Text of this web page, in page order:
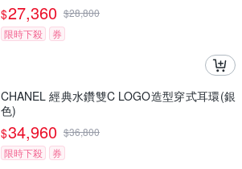
$27,360 $28,800
限時下殺
券
CHANEL 經典水鑽雙C LOGO造型穿式耳環(銀
色)
$34,960 $36,800
限時下殺
券